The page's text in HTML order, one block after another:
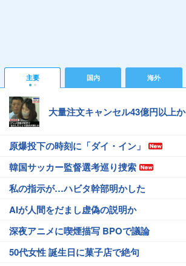
主要 国内 海外
大量注文キャンセル43億円以上か
原爆投下の時刻に「ダイ・イン」
韓国サッカー監督選考巡り捜索
私の指示が…ハビタ幹部明かした
AIが人間をだまし虚偽の説明か
深夜アニメに喫煙描写 BPOで議論
50代女性 誕生日に菓子店で絶句